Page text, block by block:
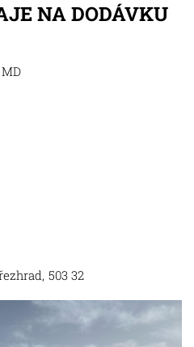
NA DODÁVKU
503 32